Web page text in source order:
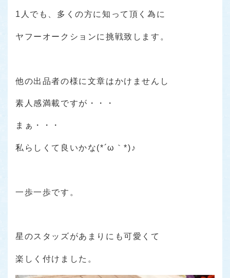
1人でも、多くの方に知って頂く為に
ヤフーオークションに挑戦致します。
他の出品者の様に文章はかけませんし
素人感満載ですが・・・
まぁ・・・
私らしくて良いかな(*´ω｀*)♪
一歩一歩です。
星のスタッズがあまりにも可愛くて
楽しく付けました。